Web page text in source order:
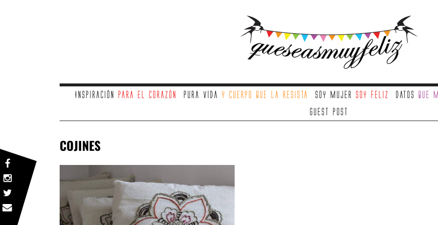
Inspiración para el corazón Pura vida y cuerpo que la resista Soy mujer soy feliz Datos que
Guest Post
COJINES